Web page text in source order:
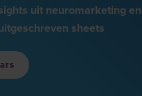
uit neuromarketing
sheets